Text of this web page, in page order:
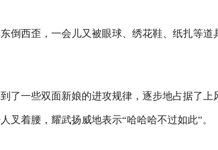
倒西歪，一会儿又被眼球、绣花鞋、纸扎等道
了一些双面新娘的进攻规律，逐步地占据了上
叉着腰，耀武扬威地表示“哈哈哈不过如此”。